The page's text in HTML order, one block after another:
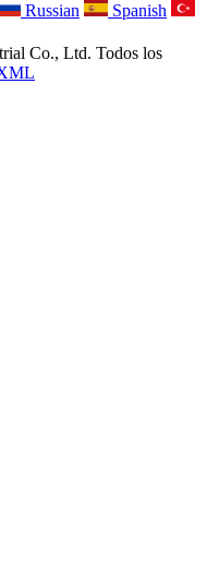
Russian
Spanish
Co., Ltd. Todos los